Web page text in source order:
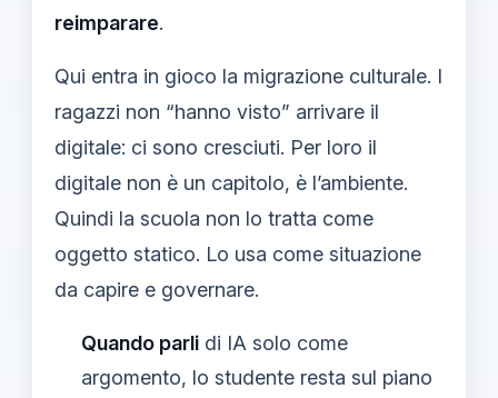
reimparare.
Qui entra in gioco la migrazione culturale. I
ragazzi non “hanno visto” arrivare il
digitale: ci sono cresciuti. Per loro il
digitale non è un capitolo, è l’ambiente.
Quindi la scuola non lo tratta come
oggetto statico. Lo usa come situazione
da capire e governare.
Quando parli di IA solo come
argomento, lo studente resta sul piano